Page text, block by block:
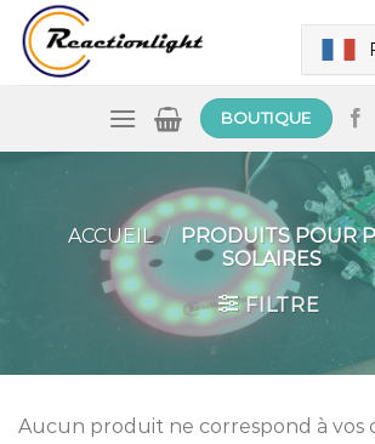
Passer
au
contenu
BOUTIQUE
ACCUEIL / PRODUITS POUR
SOLAIRES
FILTRE
Aucun produit ne correspond à vos